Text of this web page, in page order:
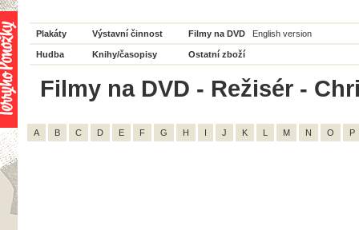
Plakáty Výstavní činnost Filmy na DVD English version
Hudba Knihy/časopisy Ostatní zboží
Filmy na DVD - Režisér -
A B C D E F G H I J K L M N O P